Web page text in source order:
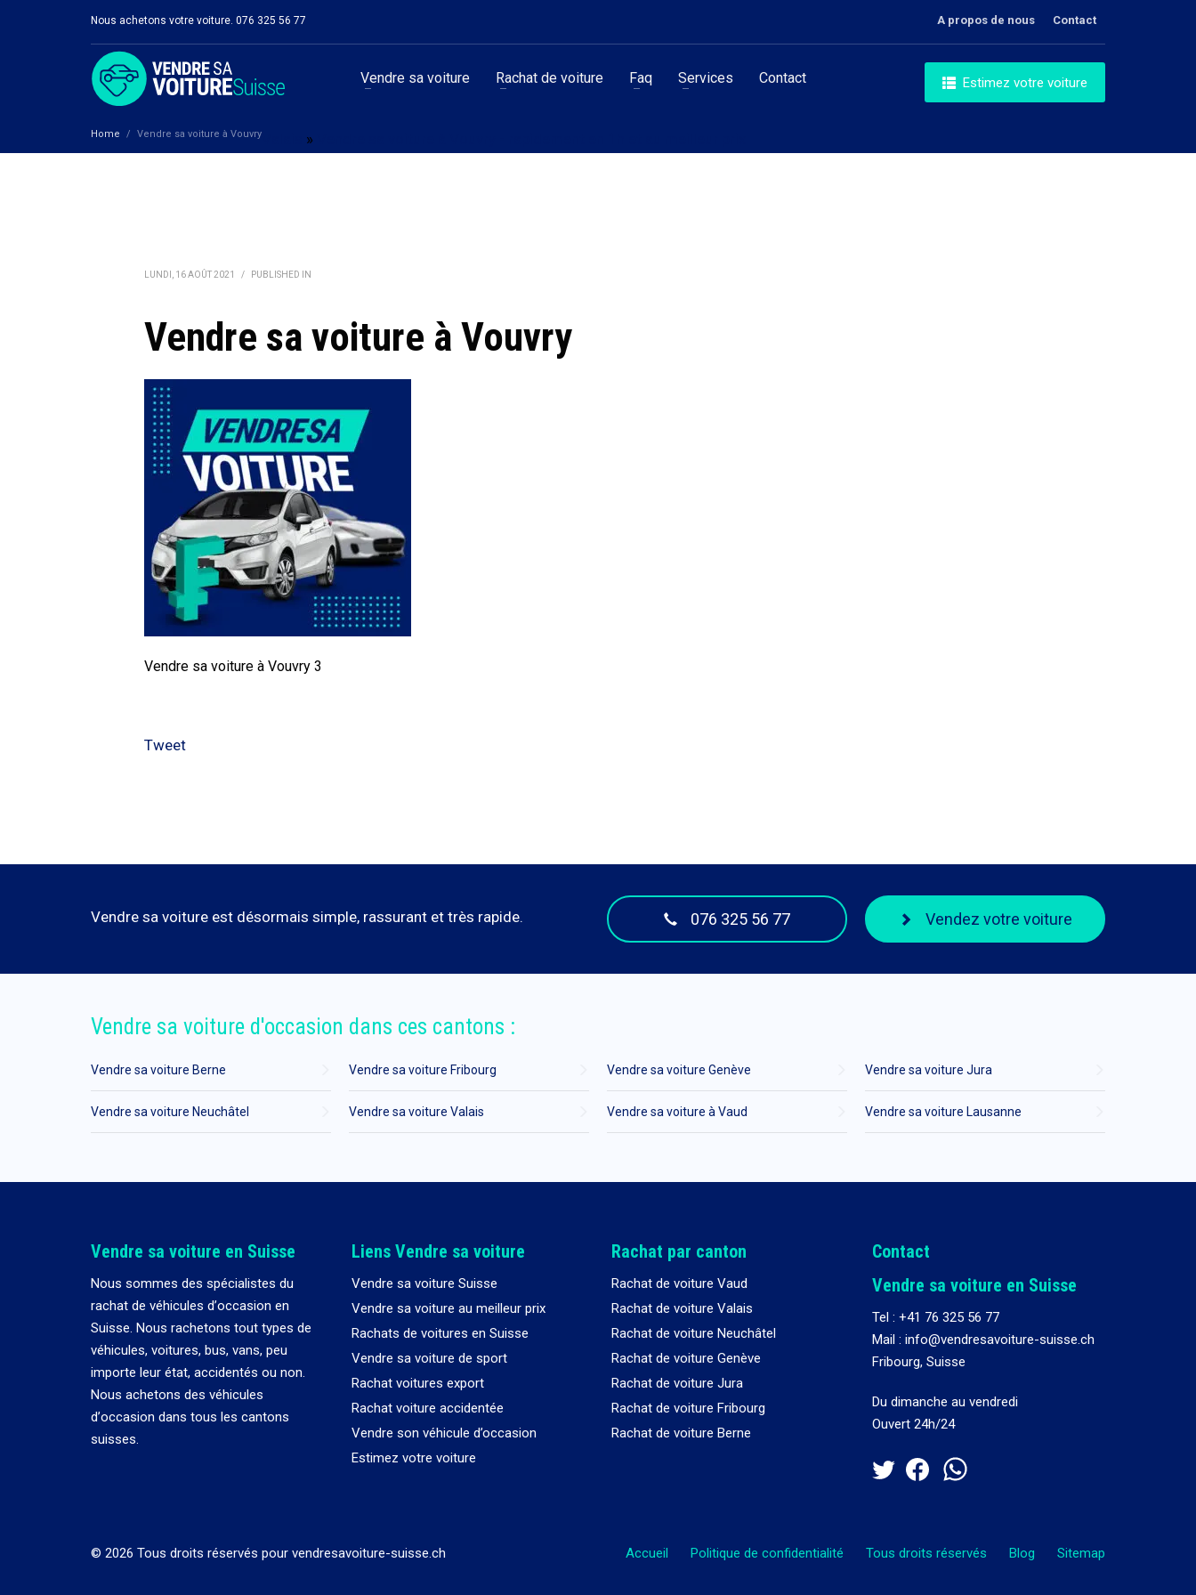
Nous achetons votre voiture. 076 325 56 77 A propos de nous Contact
Vendre sa voiture Rachat de voiture Faq Services Contact Estimez votre voiture
Home »
Vendre sa voiture à Vouvry
LUNDI, 16 AOÛT 2021 / PUBLISHED IN
Vendre sa voiture à Vouvry
Vendre sa voiture à Vouvry 3
Tweet
Vendre sa voiture est désormais simple, rassurant et très rapide. 076 325 56 77 Vendez votre voiture
Vendre sa voiture d'occasion dans ces cantons :
Vendre sa voiture Berne Vendre sa voiture Fribourg Vendre sa voiture Genève Vendre sa voiture Jura
Vendre sa voiture Neuchâtel Vendre sa voiture Valais Vendre sa voiture à Vaud Vendre sa voiture Lausanne
Vendre sa voiture en Suisse
Nous sommes des spécialistes du
rachat de véhicules d’occasion en
Suisse. Nous rachetons tout types de
véhicules, voitures, bus, vans, peu
importe leur état, accidentés ou non.
Nous achetons des véhicules
d’occasion dans tous les cantons
suisses.
Liens Vendre sa voiture
Vendre sa voiture Suisse
Vendre sa voiture au meilleur prix
Rachats de voitures en Suisse
Vendre sa voiture de sport
Rachat voitures export
Rachat voiture accidentée
Vendre son véhicule d’occasion
Estimez votre voiture
Rachat par canton
Rachat de voiture Vaud
Rachat de voiture Valais
Rachat de voiture Neuchâtel
Rachat de voiture Genève
Rachat de voiture Jura
Rachat de voiture Fribourg
Rachat de voiture Berne
Contact
Vendre sa voiture en Suisse
Tel : +41 76 325 56 77
Mail : info@vendresavoiture-suisse.ch
Fribourg, Suisse
Du dimanche au vendredi
Ouvert 24h/24
Accueil Politique de confidentialité Tous droits réservés Blog Sitemap
© 2026 Tous droits réservés pour vendresavoiture-suisse.ch